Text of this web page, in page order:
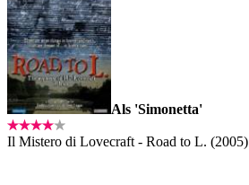
Als 'Simonetta'
Il Mistero di Lovecraft - Road to L. (2005)